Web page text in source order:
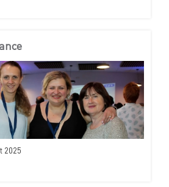
2025